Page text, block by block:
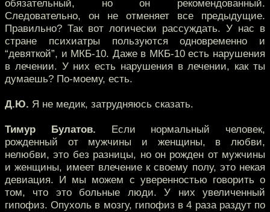
обязательный, но он рекомендованный.
Следовательно, он не отменяет все предыдущие.
Правильно? Так вот логически рассуждать. У нас в
стране психиатры пользуются одновременно и
“девяткой”, и МКБ-10. Даже в МКБ-10 есть нарушения
в лечении. У них есть нарушения в лечении, как ты
думаешь? По-моему, есть.
Д.Ю. Я не медик, затрудняюсь сказать.
Тимур Булатов. Если нормальный человек,
рожденный от мужчины и женщины, в любви,
нелюбви, это без разницы, но он рожден от мужчины
и женщины, имеет влечение к своему полу, это некая
девиация. И мы можем с уверенностью говорить о
том, что это больные люди. У них увеличенный
гипофиз. Опухоль в мозгу, гипофиз в 4 раза раздут по